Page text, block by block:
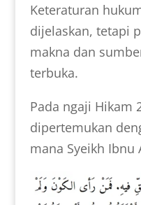
Keteraturan
dijelaskan, tetapi
makna dan
terbuka.
Pada ngaji Hikam
dipertemukan
mana Syeikh Ibnu